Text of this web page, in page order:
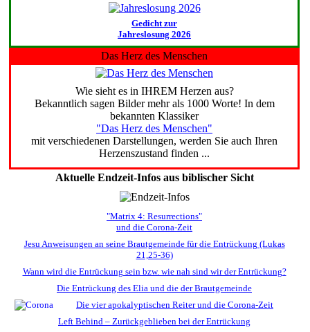
Gedicht zur
Jahreslosung 2026
Das Herz des Menschen
Wie sieht es in IHREM Herzen aus?
Bekanntlich sagen Bilder mehr als 1000 Worte! In dem
bekannten Klassiker
"Das Herz des Menschen"
mit verschiedenen Darstellungen, werden Sie auch Ihren
Herzenszustand finden ...
Aktuelle Endzeit-Infos aus biblischer Sicht
"Matrix 4: Resurrections"
und die Corona-Zeit
Jesu Anweisungen an seine Brautgemeinde für die Entrückung (Lukas
21,25-36)
Wann wird die Entrückung sein bzw. wie nah sind wir der Entrückung?
Die Entrückung des Elia und die der Brautgemeinde
Die vier apokalyptischen Reiter und die Corona-Zeit
Left Behind – Zurückgeblieben bei der Entrückung